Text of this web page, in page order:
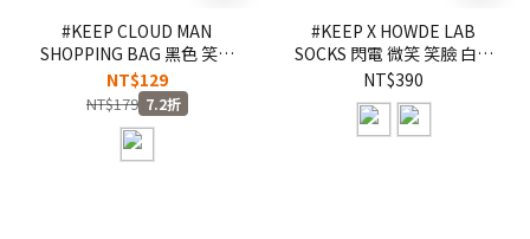
#KEEP CLOUD MAN
SHOPPING BAG 黑色 笑臉
台北 大容量 手提 環保袋 收
納袋 雲朵人 購物袋
【KS335】
NT$129
NT$179 7.2折
#KEEP X HOWDE LAB
SOCKS 閃電 微笑 笑臉 白粉
白黑 微笑 刺繡 經典 厚底 緩
震 運動 長襪 籃球襪
【25AW08】
NT$390